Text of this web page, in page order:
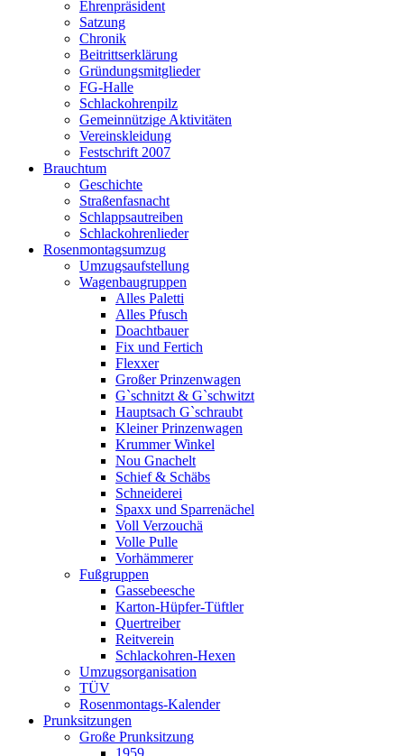
Ehrenpräsident
Satzung
Chronik
Beitrittserklärung
Gründungsmitglieder
FG-Halle
Schlackohrenpilz
Gemeinnützige Aktivitäten
Vereinskleidung
Festschrift 2007
Brauchtum
Geschichte
Straßenfasnacht
Schlappsautreiben
Schlackohrenlieder
Rosenmontagsumzug
Umzugsaufstellung
Wagenbaugruppen
Alles Paletti
Alles Pfusch
Doachtbauer
Fix und Fertich
Flexxer
Großer Prinzenwagen
Gˋschnitzt & Gˋschwitzt
Hauptsach G`schraubt
Kleiner Prinzenwagen
Krummer Winkel
Nou Gnachelt
Schief & Schäbs
Schneiderei
Spaxx und Sparrenächel
Voll Verzouchä
Volle Pulle
Vorhämmerer
Fußgruppen
Gassebeesche
Karton-Hüpfer-Tüftler
Quertreiber
Reitverein
Schlackohren-Hexen
Umzugsorganisation
TÜV
Rosenmontags-Kalender
Prunksitzungen
Große Prunksitzung
1959